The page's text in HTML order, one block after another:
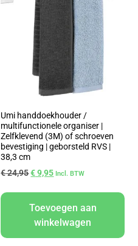
Umi handdoekhouder /
multifunctionele organiser |
Zelfklevend (3M) of schroeven
bevestiging | geborsteld RVS |
38,3 cm
€24,95€9,95 Incl. BTW
Toevoegen aan
winkelwagen